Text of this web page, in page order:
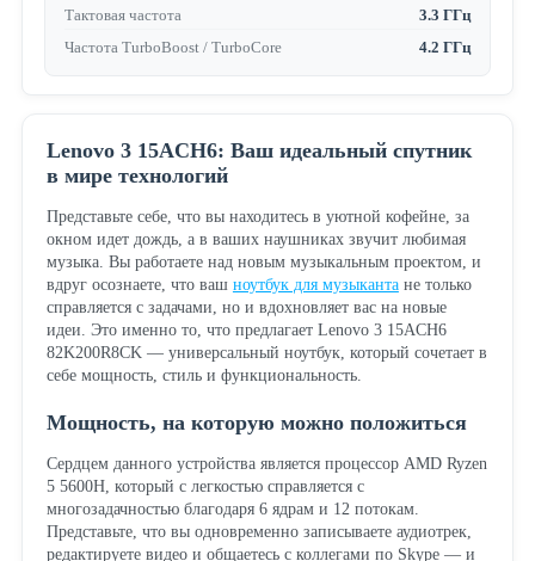
Тактовая частота
3.3 ГГц
Частота TurboBoost / TurboCore
4.2 ГГц
Lenovo 3 15ACH6: Ваш идеальный спутник
в мире технологий
Представьте себе, что вы находитесь в уютной кофейне, за
окном идет дождь, а в ваших наушниках звучит любимая
музыка. Вы работаете над новым музыкальным проектом, и
вдруг осознаете, что ваш ноутбук для музыкантане только
справляется с задачами, но и вдохновляет вас на новые
идеи. Это именно то, что предлагает Lenovo 3 15ACH6
82K200R8CK — универсальный ноутбук, который сочетает в
себе мощность, стиль и функциональность.
Мощность, на которую можно положиться
Сердцем данного устройства является процессор AMD Ryzen
5 5600H, который с легкостью справляется с
многозадачностью благодаря 6 ядрам и 12 потокам.
Представьте, что вы одновременно записываете аудиотрек,
редактируете видео и общаетесь с коллегами по Skype — и